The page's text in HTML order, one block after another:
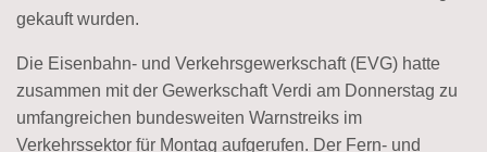
gekauft wurden.
Die Eisenbahn- und Verkehrsgewerkschaft (EVG) hatte
zusammen mit der Gewerkschaft Verdi am Donnerstag zu
umfangreichen bundesweiten Warnstreiks im
Verkehrssektor für Montag aufgerufen. Der Fern- und